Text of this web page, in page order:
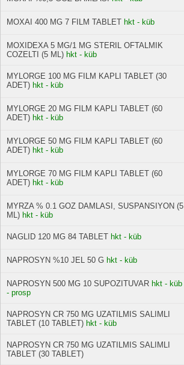
MOXAI 400 MG 7 FILM TABLET hkt - küb
MOXIDEXA 5 MG/1 MG STERIL OFTALMIK
COZELTI (5 ML) hkt - küb
MYLORGE 100 MG FILM KAPLI TABLET (30
ADET) hkt - küb
MYLORGE 20 MG FILM KAPLI TABLET (60
ADET) hkt - küb
MYLORGE 50 MG FILM KAPLI TABLET (60
ADET) hkt - küb
MYLORGE 70 MG FILM KAPLI TABLET (60
ADET) hkt - küb
MYRZA % 0.1 GOZ DAMLASI, SUSPANSIYON (5
ML) hkt - küb
NAGLID 120 MG 84 TABLET hkt - küb
NAPROSYN %10 JEL 50 G hkt - küb
NAPROSYN 500 MG 10 SUPOZITUVAR hkt - küb
- prosp
NAPROSYN CR 750 MG UZATILMIS SALIMLI
TABLET (10 TABLET) hkt - küb
NAPROSYN CR 750 MG UZATILMIS SALIMLI
TABLET (30 TABLET)